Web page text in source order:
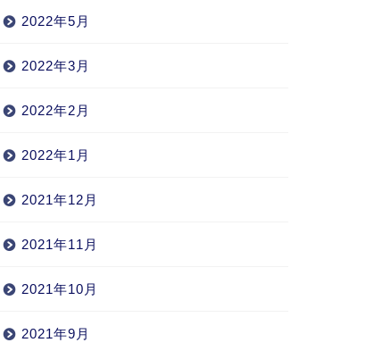
2022年5月
2022年3月
2022年2月
2022年1月
2021年12月
2021年11月
2021年10月
2021年9月